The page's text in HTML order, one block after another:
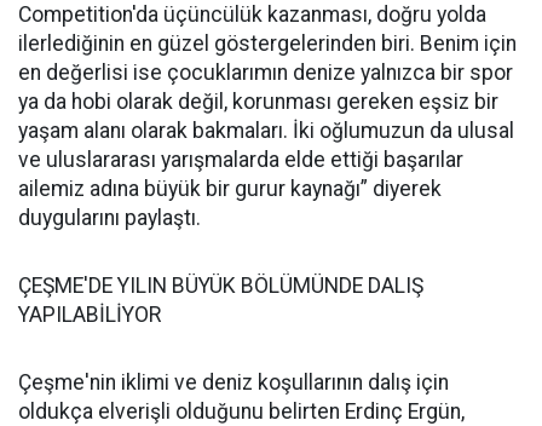
Competition'da üçüncülük kazanması, doğru yolda
ilerlediğinin en güzel göstergelerinden biri. Benim için
en değerlisi ise çocuklarımın denize yalnızca bir spor
ya da hobi olarak değil, korunması gereken eşsiz bir
yaşam alanı olarak bakmaları. İki oğlumuzun da ulusal
ve uluslararası yarışmalarda elde ettiği başarılar
ailemiz adına büyük bir gurur kaynağı” diyerek
duygularını paylaştı.
ÇEŞME'DE YILIN BÜYÜK BÖLÜMÜNDE DALIŞ
YAPILABİLİYOR
Çeşme'nin iklimi ve deniz koşullarının dalış için
oldukça elverişli olduğunu belirten Erdinç Ergün,